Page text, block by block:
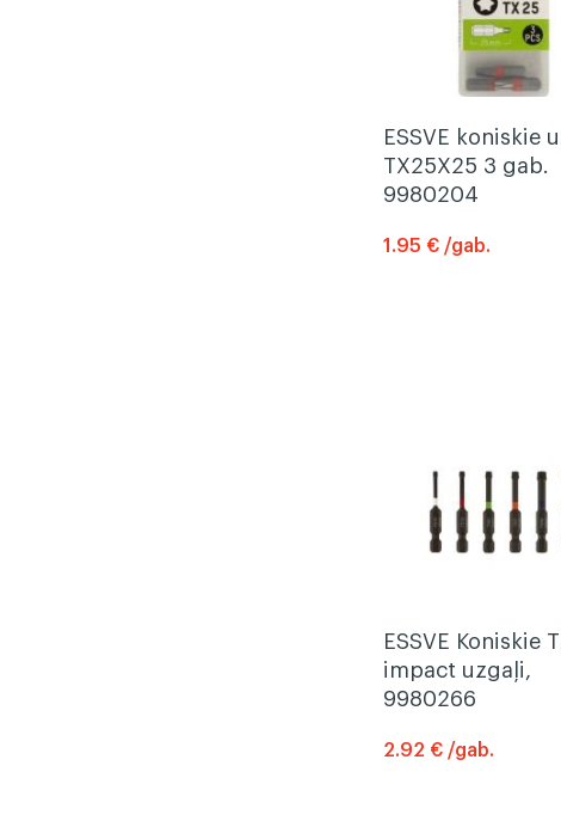
ESSVE koniskie
TX25X25 3 gab.
9980204
1.95 € /gab.
ESSVE Koniskie
impact uzgaļi,
9980266
2.92 € /gab.